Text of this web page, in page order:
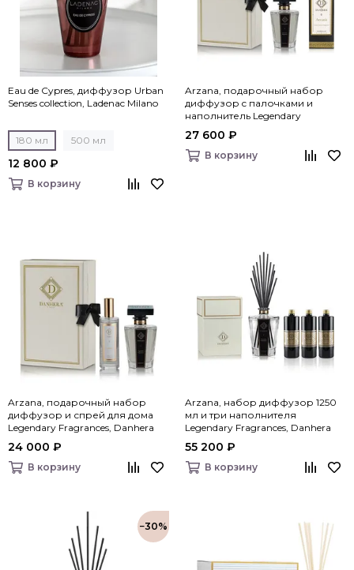
Eau de Cypres, диффузор Urban
Senses collection, Ladenac Milano
180 мл 500 мл
12 800 ₽
В корзину
Arzana, подарочный набор
диффузор c палочками и
наполнитель Legendary
Fragrances, Danhera Italy
27 600 ₽
В корзину
Arzana, подарочный набор
диффузор и спрей для дома
Legendary Fragrances, Danhera
Italy
24 000 ₽
В корзину
Arzana, набор диффузор 1250
мл и три наполнителя
Legendary Fragrances, Danhera
Italy
55 200 ₽
В корзину
−30%